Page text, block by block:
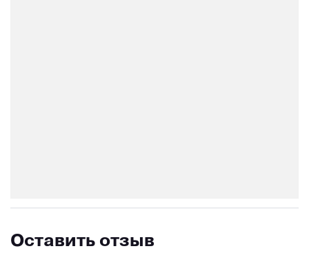
Оставить отзыв